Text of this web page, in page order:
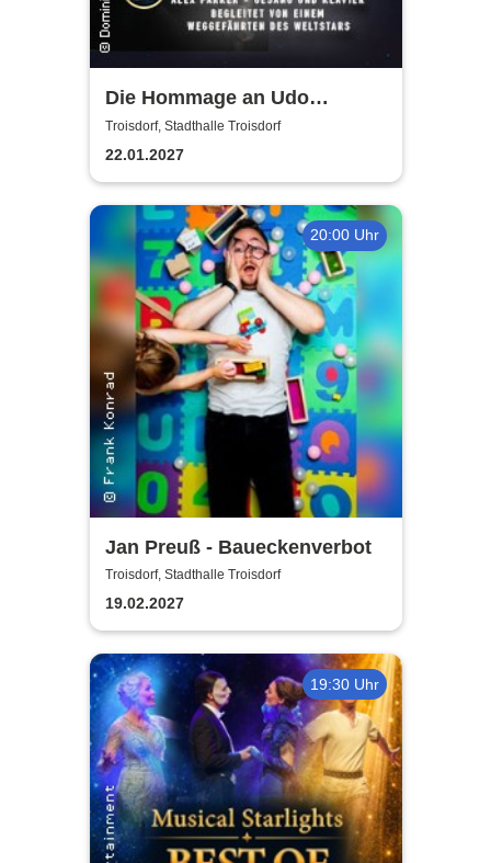
Die Hommage an Udo
Jürgens - Das Konzert mit
Alex Parker
Troisdorf, Stadthalle Troisdorf
22.01.2027
20:00 Uhr
Jan Preuß - Baueckenverbot
Troisdorf, Stadthalle Troisdorf
19.02.2027
19:30 Uhr